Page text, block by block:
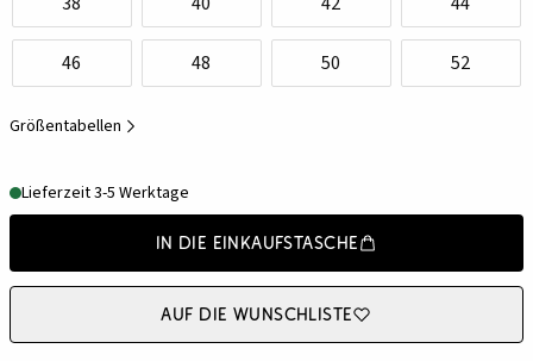
46 48 50 52
Größentabellen
Lieferzeit 3-5 Werktage
In die Einkaufstasche
Auf die Wunschliste